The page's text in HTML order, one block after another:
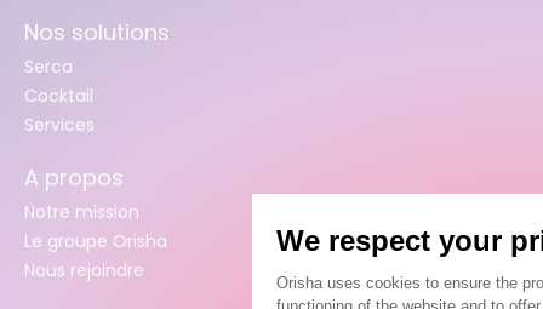
Nos solutions
Serca
Cocktail
Services
A propos
Notre mission
Le groupe Orisha
Nous rejoindre